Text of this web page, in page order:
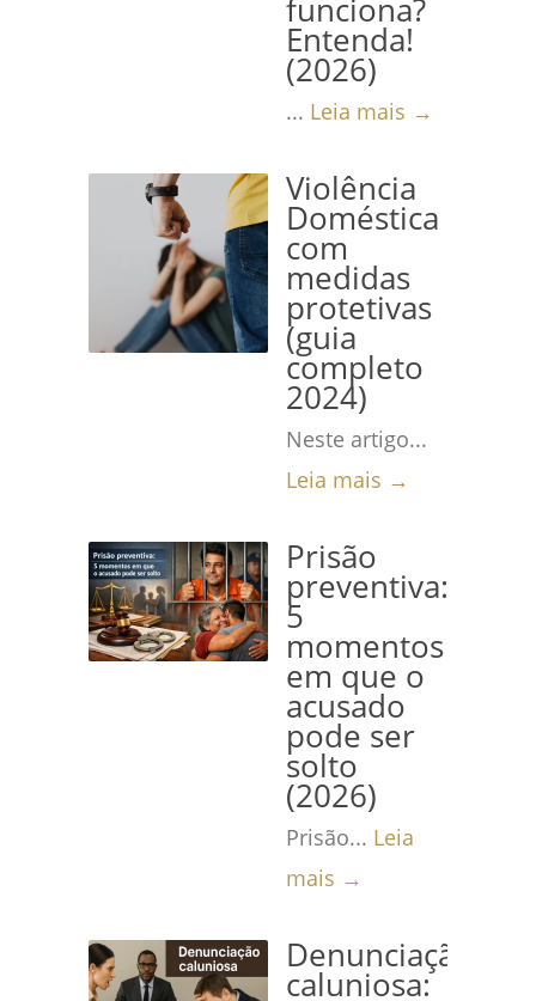
funciona?
Entenda!
(2026)
... Leia mais →
Violência
Doméstica
com
medidas
protetivas
(guia
completo
2024)
Neste artigo...
Leia mais →
Prisão
preventiva:
5
momentos
em que o
acusado
pode ser
solto
(2026)
Prisão... Leia
mais →
Denunciação
caluniosa: